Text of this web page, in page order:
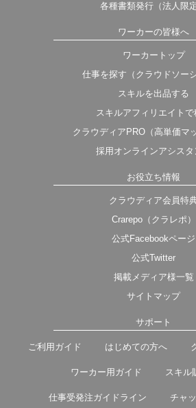
各種書類発行（法人限定
ワーカーの皆様へ
ワーカートップ
仕事を探す（クラウドソーシ
スキルを出品する
スキルアフィリエイトで
クラウディアPRO（高単価マ
採用オンラインアシスタ
お役立ち情報
クラウディア会員特
Crarepo（クラレポ）
公式Facebookページ
公式Twitter
掲載メディア様一覧
サイトマップ
サポート
ご利用ガイド はじめての方へ
ワーカー用ガイド スキル
仕事受発注ガイドライン チャ